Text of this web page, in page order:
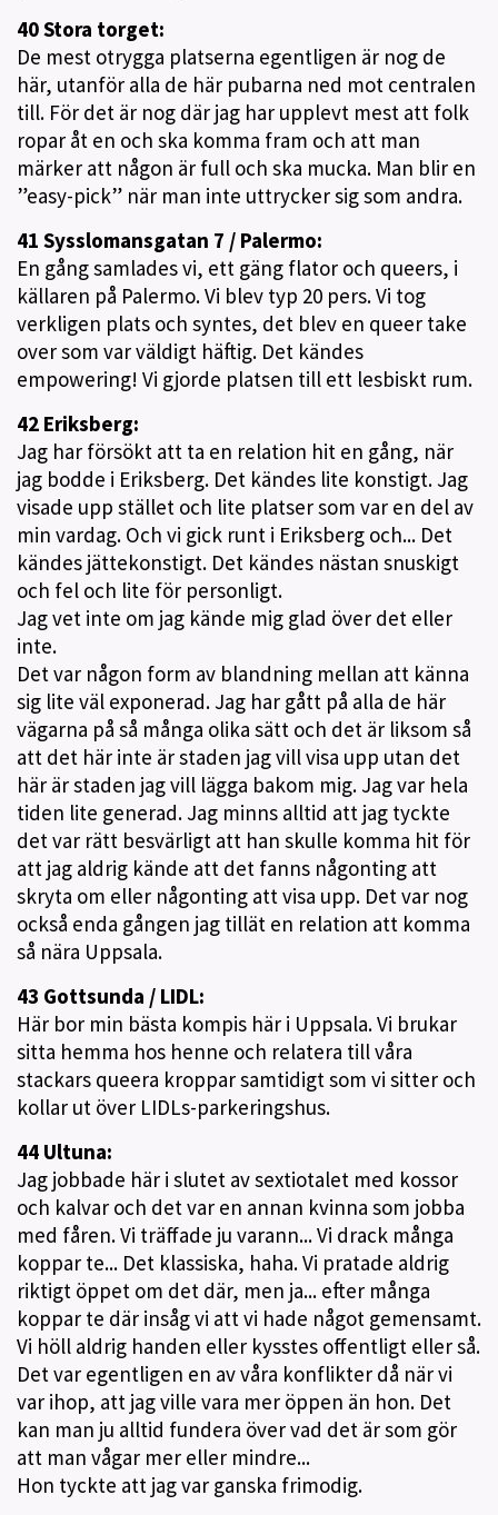
40 Stora torget:
De mest otrygga platserna egentligen är nog de
här, utanför alla de här pubarna ned mot centralen
till. För det är nog där jag har upplevt mest att folk
ropar åt en och ska komma fram och att man
märker att någon är full och ska mucka. Man blir en
”easy-pick” när man inte uttrycker sig som andra.
41 Sysslomansgatan 7 / Palermo:
En gång samlades vi, ett gäng flator och queers, i
källaren på Palermo. Vi blev typ 20 pers. Vi tog
verkligen plats och syntes, det blev en queer take
over som var väldigt häftig. Det kändes
empowering! Vi gjorde platsen till ett lesbiskt rum.
42 Eriksberg:
Jag har försökt att ta en relation hit en gång, när
jag bodde i Eriksberg. Det kändes lite konstigt. Jag
visade upp stället och lite platser som var en del av
min vardag. Och vi gick runt i Eriksberg och... Det
kändes jättekonstigt. Det kändes nästan snuskigt
och fel och lite för personligt.
Jag vet inte om jag kände mig glad över det eller
inte.
Det var någon form av blandning mellan att känna
sig lite väl exponerad. Jag har gått på alla de här
vägarna på så många olika sätt och det är liksom så
att det här inte är staden jag vill visa upp utan det
här är staden jag vill lägga bakom mig. Jag var hela
tiden lite generad. Jag minns alltid att jag tyckte
det var rätt besvärligt att han skulle komma hit för
att jag aldrig kände att det fanns någonting att
skryta om eller någonting att visa upp. Det var nog
också enda gången jag tillät en relation att komma
så nära Uppsala.
43 Gottsunda / LIDL:
Här bor min bästa kompis här i Uppsala. Vi brukar
sitta hemma hos henne och relatera till våra
stackars queera kroppar samtidigt som vi sitter och
kollar ut över LIDLs-parkeringshus.
44 Ultuna:
Jag jobbade här i slutet av sextiotalet med kossor
och kalvar och det var en annan kvinna som jobba
med fåren. Vi träffade ju varann... Vi drack många
koppar te... Det klassiska, haha. Vi pratade aldrig
riktigt öppet om det där, men ja... efter många
koppar te där insåg vi att vi hade något gemensamt.
Vi höll aldrig handen eller kysstes offentligt eller så.
Det var egentligen en av våra konflikter då när vi
var ihop, att jag ville vara mer öppen än hon. Det
kan man ju alltid fundera över vad det är som gör
att man vågar mer eller mindre...
Hon tyckte att jag var ganska frimodig.